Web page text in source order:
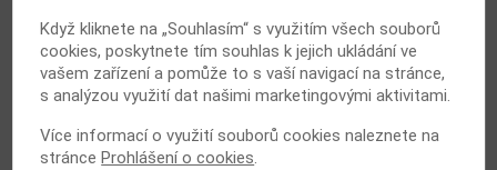
ČERVNA 2024
celý článek
PRUSÍKŮV VEČER
Když kliknete na „Souhlasím“ s využitím všech souborů
cookies, poskytnete tím souhlas k jejich ukládání ve
vašem zařízení a pomůže to s vaší navigací na stránce,
s analýzou využití dat našimi marketingovými aktivitami.
Více informací o využití souborů cookies naleznete na
stránceProhlášení o cookies.